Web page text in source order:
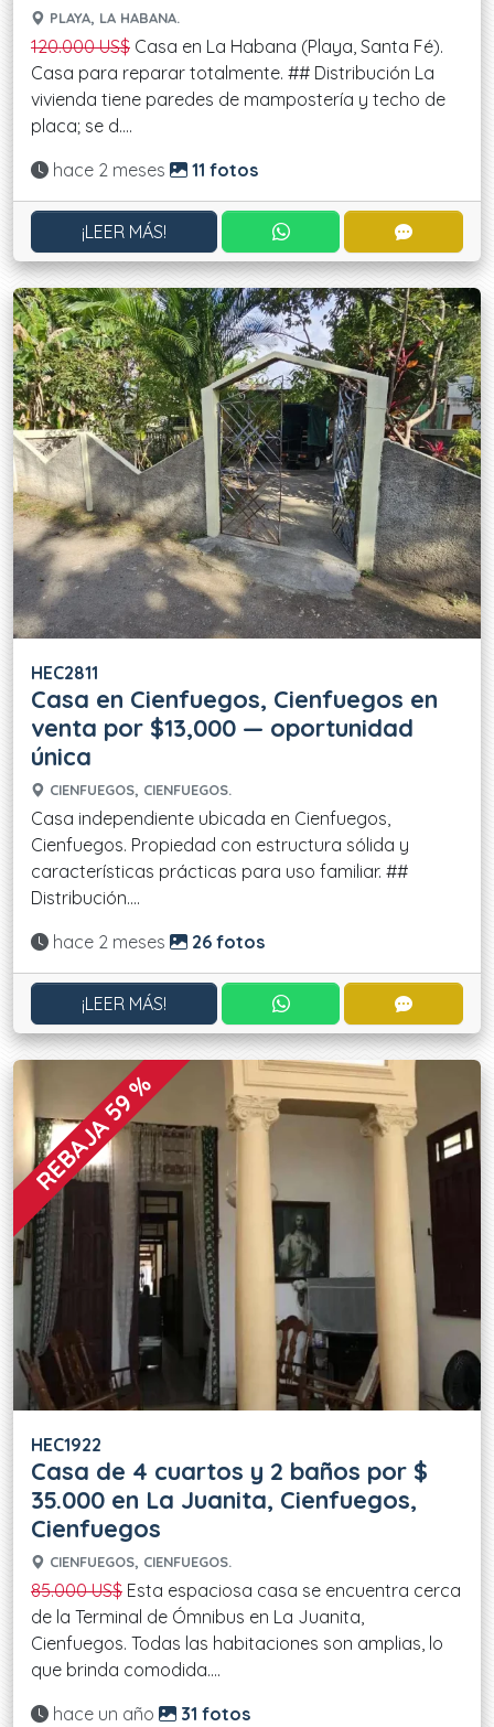
PLAYA, LA HABANA.
120.000 US$ Casa en La Habana (Playa, Santa Fé).
Casa para reparar totalmente. ## Distribución La
vivienda tiene paredes de mampostería y techo de
placa; se d....
Actualizado:
hace 2 meses 11 fotos
¡LEER MÁS! CONTACTAR POR
HEC2811
Casa en Cienfuegos, Cienfuegos en
venta por $13,000 — oportunidad
única
CIENFUEGOS, CIENFUEGOS.
Casa independiente ubicada en Cienfuegos,
Cienfuegos. Propiedad con estructura sólida y
características prácticas para uso familiar. ##
Distribución....
Actualizado:
hace 2 meses 26 fotos
¡LEER MÁS! CONTACTAR POR
REBAJA 59 %
HEC1922
Casa de 4 cuartos y 2 baños por $
35.000 en La Juanita, Cienfuegos,
Cienfuegos
CIENFUEGOS, CIENFUEGOS.
85.000 US$ Esta espaciosa casa se encuentra cerca
de la Terminal de Ómnibus en La Juanita,
Cienfuegos. Todas las habitaciones son amplias, lo
que brinda comodida....
Actualizado:
hace un año 31 fotos